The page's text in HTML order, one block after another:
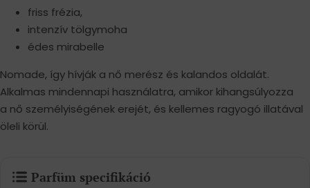
friss frézia,
intenzív tölgymoha
édes mirabelle
Nomade, így hívják a nő merész és kalandos oldalát.
Alkalmas mindennapi használatra, amikor kihangsúlyozza
a nő személyiségének erejét, és kellemes ragyogó illatával
öleli körül.
Parfüm specifikáció